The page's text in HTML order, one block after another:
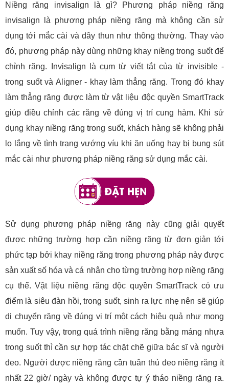
Niềng răng invisalign là gì? Phương pháp niềng răng
invisalign là phương pháp niềng răng mà không cần sử
dụng tới mắc cài và dây thun như thông thường. Thay vào
đó, phương pháp này dùng những khay niềng trong suốt để
chỉnh răng. Invisalign là cụm từ viết tắt của từ invisible -
trong suốt và Aligner - khay làm thẳng răng. Trong đó khay
làm thẳng răng được làm từ vật liệu độc quyền SmartTrack
giúp điều chỉnh các răng về đúng vị trí cung hàm. Khi sử
dụng khay niềng răng trong suốt, khách hàng sẽ không phải
lo lắng về tình trạng vướng víu khi ăn uống hay bị bung sút
mắc cài như phương pháp niềng răng sử dụng mắc cài.
Sử dụng phương pháp niềng răng này cũng giải quyết
được những trường hợp cần niềng răng từ đơn giản tới
phức tạp bởi khay niềng răng trong phương pháp này được
sản xuất số hóa và cá nhân cho từng trường hợp niềng răng
cụ thể. Vật liệu niềng răng độc quyền SmartTrack có ưu
điểm là siêu đàn hồi, trong suốt, sinh ra lực nhẹ nên sẽ giúp
di chuyển răng về đúng vị trí một cách hiệu quả như mong
muốn. Tuy vậy, trong quá trình niềng răng bằng máng nhựa
trong suốt thì cần sự hợp tác chặt chẽ giữa bác sĩ và người
đeo. Người được niềng răng cần tuân thủ đeo niềng răng ít
nhất 22 giờ/ ngày và không được tự ý tháo niềng răng ra.